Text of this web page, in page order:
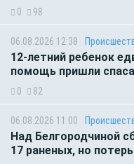
0 98
06.08.2026 12:38
12-летний ребенок
помощь пришли
0 82
06.08.2026 11:00
Над Белгородчиной
17 раненых, но